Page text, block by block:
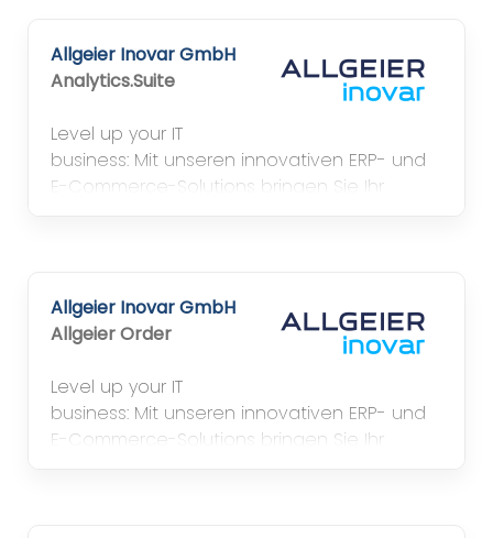
Allgeier Inovar GmbH
Analytics.Suite
Level up your IT
business: Mit unseren innovativen ERP- und
E-Commerce-Solutions bringen Sie Ihr
Allgeier Inovar GmbH
Allgeier Order
Level up your IT
business: Mit unseren innovativen ERP- und
E-Commerce-Solutions bringen Sie Ihr